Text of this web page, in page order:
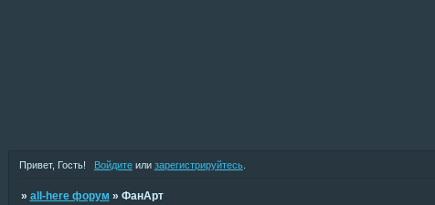
Привет, Гость! Войдитеили зарегистрируйтесь.
» all-here форум » ФанАрт